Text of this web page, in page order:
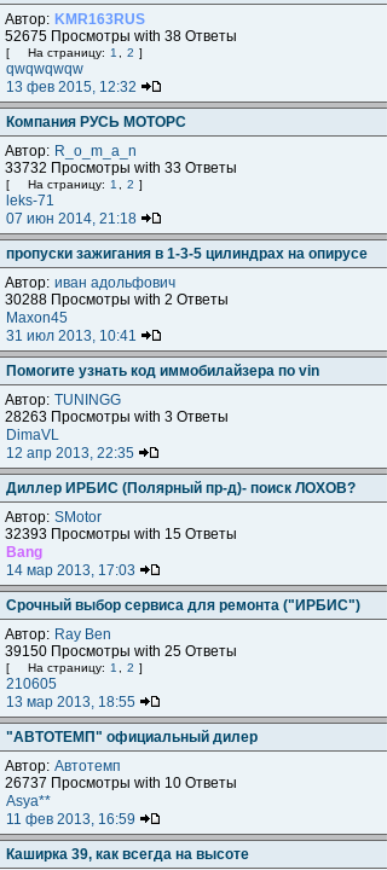
Автор: KMR163RUS
52675 Просмотры with 38 Ответы
[ На страницу: 1 2 ]
qwqwqwqw
13 фев 2015, 12:32
Компания РУСЬ МОТОРС
Автор: R_o_m_a_n
33732 Просмотры with 33 Ответы
[ На страницу: 1 2 ]
leks-71
07 июн 2014, 21:18
пропуски зажигания в 1-3-5 цилиндрах на опирусе
Автор: иван адольфович
30288 Просмотры with 2 Ответы
Maxon45
31 июл 2013, 10:41
Помогите узнать код иммобилайзера по vin
Автор: TUNINGG
28263 Просмотры with 3 Ответы
DimaVL
12 апр 2013, 22:35
Диллер ИРБИС (Полярный пр-д)- поиск ЛОХОВ?
Автор: SMotor
32393 Просмотры with 15 Ответы
Bang
14 мар 2013, 17:03
Срочный выбор сервиса для ремонта ("ИРБИС")
Автор: Ray Ben
39150 Просмотры with 25 Ответы
[ На страницу: 1 2 ]
210605
13 мар 2013, 18:55
"АВТОТЕМП" официальный дилер
Автор: Автотемп
26737 Просмотры with 10 Ответы
Asya**
11 фев 2013, 16:59
Каширка 39, как всегда на высоте